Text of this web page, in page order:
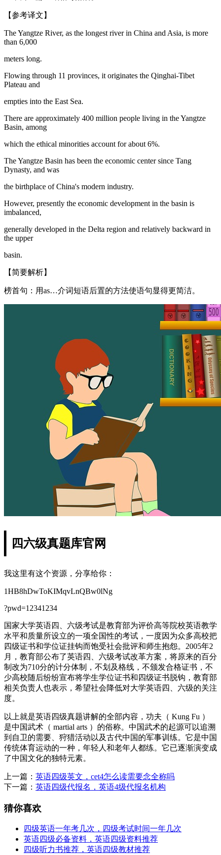
【参考译文】
The Yangtze River, as the longest river in China and Asia, is more
than 6,000
meters long.
Flowing through 11 provinces, it originates the Qinghai-Tibet
Plateau and
empties into the East Sea.
There are approximately 400 million people living in the Yangtze
Basin, among
which the ethical minorities account for about 6%.
The Yangtze Basin has been the economic center since Tang
Dynasty, and was
the birthplace of China's modern industry.
However, presently the economic development in the basin is
imbalanced,
generally developed in the Delta region and relatively backward in
the upper
basin.
【简要解析】
榜首句：用as…介词短语后置的方法使语句显得更简洁。
四六级真题库官网
我这里有这个资源，分享给你：
1HB8hDwToKIMqvLnQBw0lNg
?pwd=12341234
国家大学英语四、六级考试是教育部为评价高等院校英语教学
水平和质量所设立的一项全国性的考试，一度因为众多高校把
四级证书和学位证挂钩而饱受社会批评和师生抱怨。2005年2
月，教育部公布了英语四、六级考试改革方案，将原来的百分
制改为710分的计分体制，不划及格线，不颁发合格证书，不
少高校随后纷纷宣布将学生学位证书和四级证书脱钩，教育部
相关负责人也表示，希望社会降低对大学英语四、六级的关注
度。
以上就是英语四级真题讲解的全部内容，功夫（ Kung Fu ）
是中国武术（ martial arts ）的俗称。中国武术的起源可以追溯
到自卫的需要、狩猎活动以及古代中国的军事训练。它是中国
传统体育运动的一种，年轻人和老年人都练。它已逐渐演变成
了中国文化的独特元素。
上一篇： 英语四级英文，cet4怎么读需要念全称吗
下一篇： 英语四级代报名，英语4级代报名机构
猜你喜欢
四级英语一年考几次，四级考试时间一年几次
英语四级必备资料，英语四级资料推荐
四级听力书推荐，英语四级教材推荐